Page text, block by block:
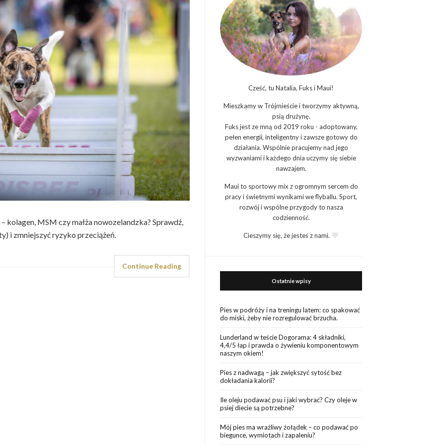
kolagen, MSM czy małża nowozelandzka? Sprawdź,
i zmniejszyć ryzyko przeciążeń.
Continue Reading
Cześć, tu Natalia, Fuks i Maui!
Mieszkamy w Trójmieście i tworzymy aktywną,
psią drużynę.
Fuks jest ze mną od 2019 roku - adoptowany,
pełen energii, inteligentny i zawsze gotowy do
działania. Wspólnie pracujemy nad jego
wyzwaniami i każdego dnia uczymy się siebie
nawzajem.
Maui to sportowy mix z ogromnym sercem do
pracy i świetnymi wynikami we flyballu. Sport,
rozwój i wspólne przygody to nasza
codzienność.
Cieszymy się, że jesteś z nami.
Ostatnie wpisy
Pies w podróży i na treningu latem: co spakować
do miski, żeby nie rozregulować brzucha.
Lunderland w teście Dogorama: 4 składniki,
4,4/5 łap i prawda o żywieniu komponentowym
naszym okiem!
Pies z nadwagą – jak zwiększyć sytość bez
dokładania kalorii?
Ile oleju podawać psu i jaki wybrać? Czy oleje w
psiej diecie są potrzebne?
Mój pies ma wrażliwy żołądek – co podawać po
biegunce, wymiotach i zapaleniu?